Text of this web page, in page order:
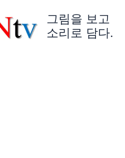
그림을 보고
소리로 담다.